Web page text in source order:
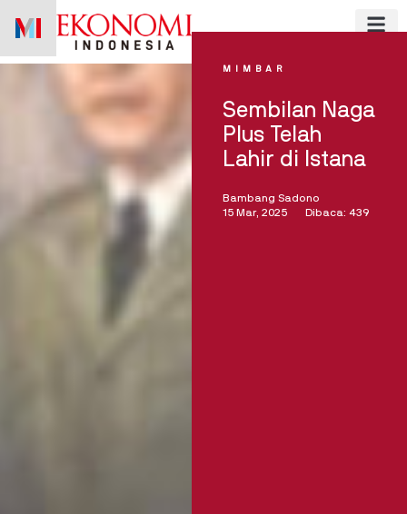
MIMBAR
Sembilan Naga
Plus Telah
Lahir di Istana
Bambang Sadono
15 Mar, 2025
Dibaca: 439